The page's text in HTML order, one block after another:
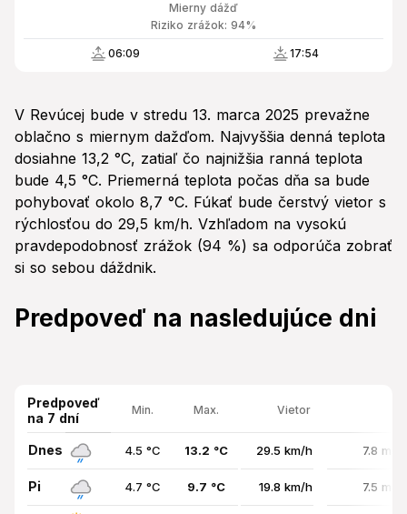
Mierny dážď
Riziko zrážok: 94%
06:09 17:54
V Revúcej bude v stredu 13. marca 2025 prevažne
oblačno s miernym dažďom. Najvyššia denná teplota
dosiahne 13,2 °C, zatiaľ čo najnižšia ranná teplota
bude 4,5 °C. Priemerná teplota počas dňa sa bude
pohybovať okolo 8,7 °C. Fúkať bude čerstvý vietor s
rýchlosťou do 29,5 km/h. Vzhľadom na vysokú
pravdepodobnosť zrážok (94 %) sa odporúča zobrať
si so sebou dáždnik.
Predpoveď na nasledujúce dni
Predpoveď
na 7 dní
Min. Max. Vietor
Dnes 4.5 °C 13.2 °C 29.5 km/h 7.8
Pi 4.7 °C 9.7 °C 19.8 km/h 7.5